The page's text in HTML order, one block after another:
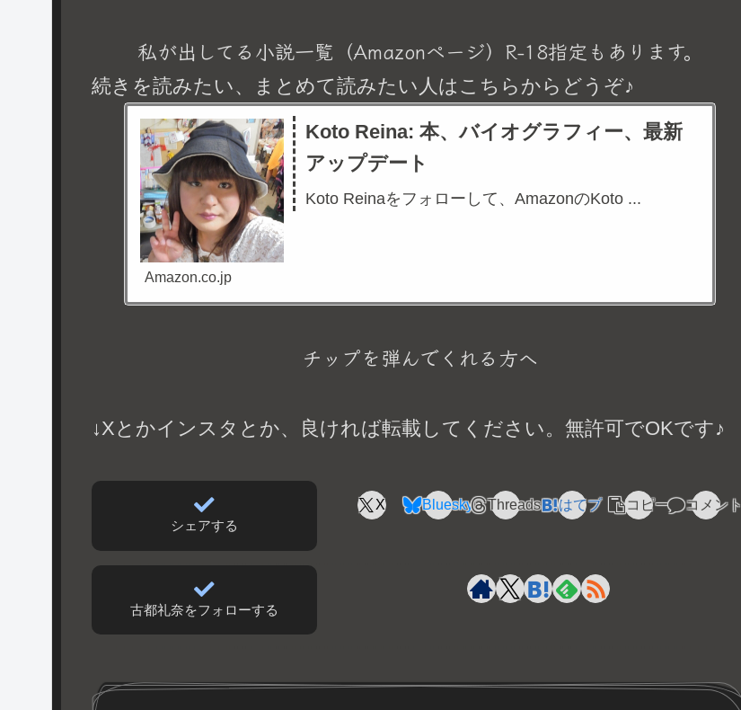
私が出してる小説一覧（Amazonページ）R-18指定もあります。
続きを読みたい、まとめて読みたい人はこちらからどうぞ♪
Koto Reina: 本、バイオグラフィー、最新
アップデート
Koto Reinaをフォローして、AmazonのKoto ...
Amazon.co.jp
チップを弾んでくれる方へ
↓Xとかインスタとか、良ければ転載してください。無許可でOKです♪
シェアする
X Bluesky Threads はてブ コピー コメント
古都礼奈をフォローする